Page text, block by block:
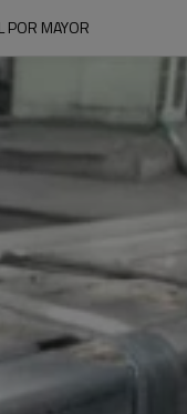
POR MAYOR